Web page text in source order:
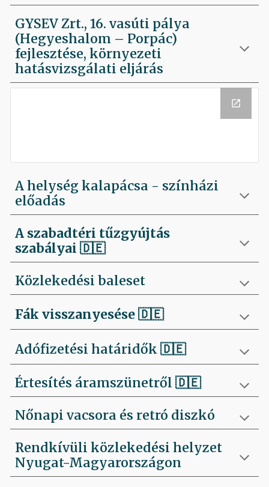
GYSEV Zrt., 16. vasúti pálya
(Hegyeshalom – Porpác)
fejlesztése, környezeti
hatásvizsgálati eljárás
A helység kalapácsa - színházi
előadás
A szabadtéri tűzgyújtás
szabályai🇩🇪
Közlekedési baleset
Fák visszanyesése🇩🇪
Adófizetési határidők 🇩🇪
Értesítés áramszünetről 🇩🇪
Nőnapi vacsora és retró diszkó
Rendkívüli közlekedési helyzet
Nyugat-Magyarországon